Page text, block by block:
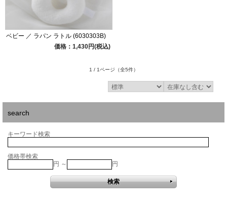
ベビー ／ ラパン ラトル (6030303B)
価格：1,430円(税込)
1 / 1ページ （全5件）
search
キーワード検索
価格帯検索
円 ～
円